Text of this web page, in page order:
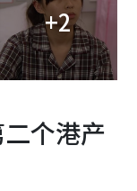
+2
个港产